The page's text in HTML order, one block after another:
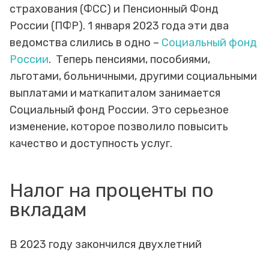
страхования (ФСС) и Пенсионный Фонд
России (ПФР). 1 января 2023 года эти два
ведомства слились в одно – Социальный фонд
России. Теперь пенсиями, пособиями,
льготами, больничными, другими социальными
выплатами и маткапиталом занимается
Социальный фонд России. Это серьезное
изменение, которое позволило повысить
качество и доступность услуг.
Налог на проценты по
вкладам
В 2023 году закончился двухлетний